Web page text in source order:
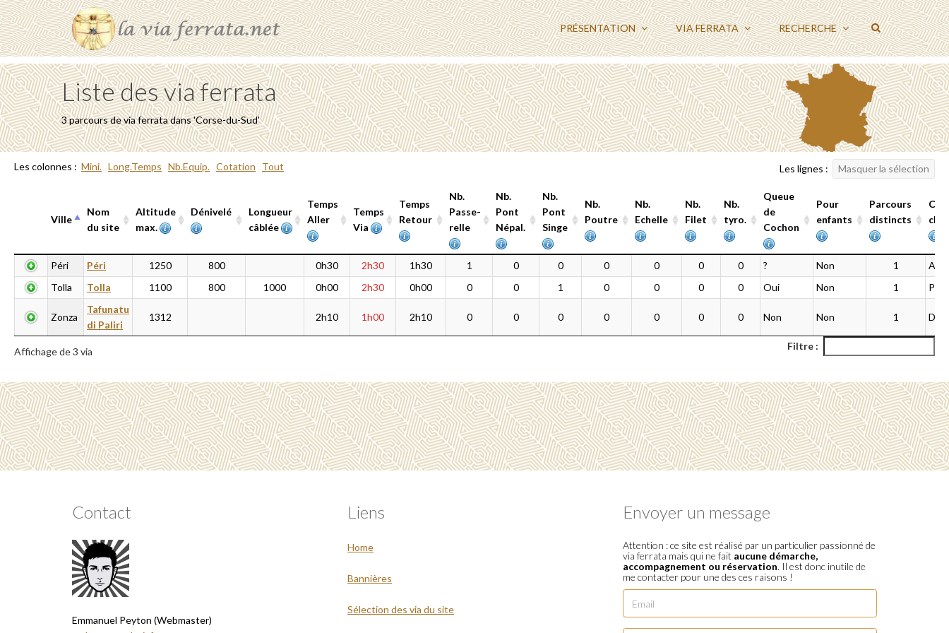
PRÉSENTATION VIA FERRATA RECHERCHE
Liste des via ferrata
3 parcours de via ferrata dans 'Corse-du-Sud'
Les colonnes : Mini. Long.Temps Nb.Equip. Cotation Tout Les lignes : Masquer la sélection
Ville
Nom
du site
Altitude
max.
Dénivelé
Longueur
câblée
Temps
Aller
Temps
Via
Temps
Retour
Nb.
Passe-
relle
Nb.
Pont
Népal.
Nb.
Pont
Singe
Nb.
Poutre
Nb.
Echelle
Nb.
Filet
Nb.
tyro.
Queue
de
Cochon
Pour
enfants
Parcours
distincts
Ville
Nom
du site
Altitude
max.
Dénivelé
câblée
Temps
Aller
Temps
Via
Temps
Retour
Passe-
relle
Pont
Népal.
Pont
Singe
Poutre
Echelle
Nb.
Filet
Nb.
tyro.
Queue
de
Cochon
Pour
enfants
Parcours
distincts
Péri Péri 1250 800 0h30 2h30 1h30 1 0 0 0 0 0 0 ? Non 1
AD
Tolla
Tolla 1100 800 1000 0h00 2h30 0h00 0 0 1 0 0 0 0 Oui Non 1 PD
Zonza
Tafunatu
di Paliri
1312 2h10 1h00 2h10 0 0 0 0 0 0 0 Non Non 1 D
Affichage de 3 via Filtre :
Contact
Emmanuel Peyton (Webmaster)
Liens
Home
Bannières
Sélection des via du site
Envoyer un message
Attention : ce site est réalisé par un particulier passionné de
via ferrata mais qui ne fait aucune démarche,
accompagnement ou réservation. Il est donc inutile de
me contacter pour une des ces raisons !